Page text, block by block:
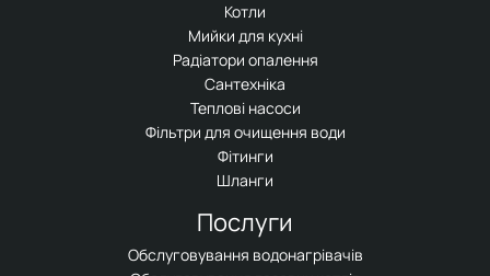
Котли
Мийки для кухні
Радіатори опалення
Сантехніка
Теплові насоси
Фільтри для очищення води
Фітинги
Шланги
Послуги
Обслуговування водонагрівачів